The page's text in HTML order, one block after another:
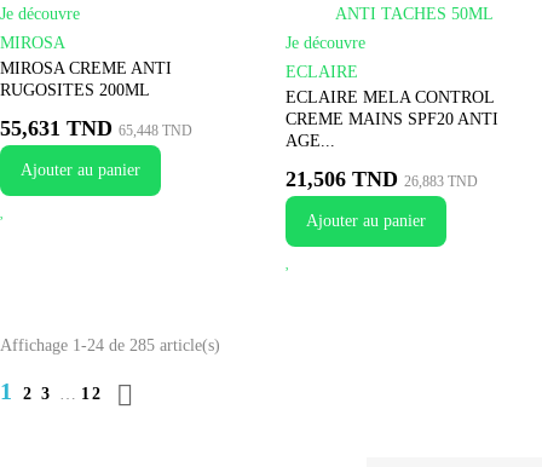
Je découvre
MIROSA
MIROSA CREME ANTI
RUGOSITES 200ML
55,631 TND 65,448 TND
Ajouter au panier
Je découvre
ECLAIRE
ECLAIRE MELA CONTROL
CREME MAINS SPF20 ANTI
AGE...
21,506 TND 26,883 TND
Ajouter au panier
Affichage 1-24 de 285 article(s)
1 2 3 … 12 